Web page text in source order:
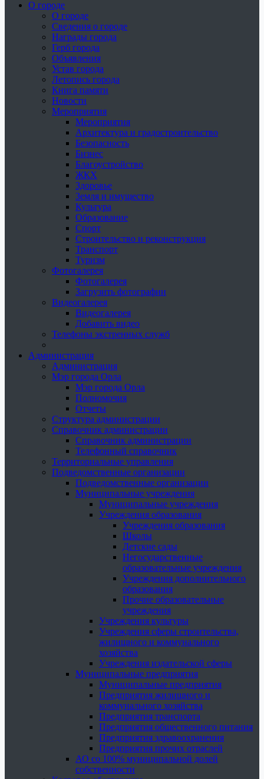
О городе
О городе
Сведения о городе
Награды города
Герб города
Объявления
Устав города
Летопись города
Книга памяти
Новости
Мероприятия
Мероприятия
Архитектура и градостроительство
Безопасность
Бизнес
Благоустройство
ЖКХ
Здоровье
Земля и имущество
Культура
Образование
Спорт
Строительство и реконструкция
Транспорт
Туризм
Фотогалерея
Фотогалерея
Загрузить фотографии
Видеогалерея
Видеогалерея
Добавить видео
Телефоны экстренных служб
Администрация
Администрация
Мэр города Орла
Мэр города Орла
Полномочия
Отчеты
Структура администрации
Справочник администрации
Справочник администрации
Телефонный справочник
Территориальные управления
Подведомственные организации
Подведомственные организации
Муниципальные учреждения
Муниципальные учреждения
Учреждения образования
Учреждения образования
Школы
Детские сады
Негосударственные
образовательные учреждения
Учреждения дополнительного
образования
Прочие образовательные
учреждения
Учреждения культуры
Учреждения сферы строительства,
жилищного и коммунального
хозяйства
Учреждения издательской сферы
Муниципальные предприятия
Муниципальные предприятия
Предприятия жилищного и
коммунального хозяйства
Предприятия транспорта
Предприятия общественного питания
Предприятия здравоохранения
Предприятия прочих отраслей
АО со 100% муниципальной долей
собственности